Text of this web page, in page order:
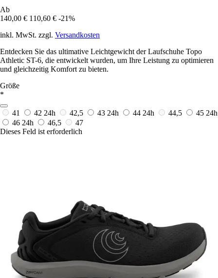
Ab
140,00 € 110,60 € -21%
inkl. MwSt. zzgl. Versandkosten
Entdecken Sie das ultimative Leichtgewicht der Laufschuhe Topo
Athletic ST-6, die entwickelt wurden, um Ihre Leistung zu optimieren
und gleichzeitig Komfort zu bieten.
Größe
*
41 42 24h 42,5 43 24h 44 24h 44,5 45 24h
46 24h 46,5
47
Dieses Feld ist erforderlich